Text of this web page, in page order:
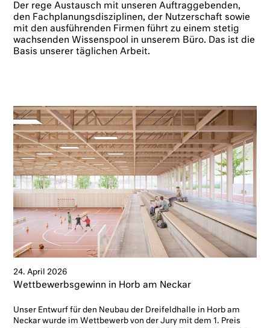
Der rege Austausch mit unseren Auftraggebenden,
den Fachplanungsdisziplinen, der Nutzerschaft sowie
mit den ausführenden Firmen führt zu einem stetig
wachsenden Wissenspool in unserem Büro. Das ist die
Basis unserer täglichen Arbeit.
24. April 2026
Wettbewerbsgewinn in Horb am Neckar
Unser Entwurf für den Neubau der Dreifeldhalle in Horb am
Neckar wurde im Wettbewerb von der Jury mit dem 1. Preis